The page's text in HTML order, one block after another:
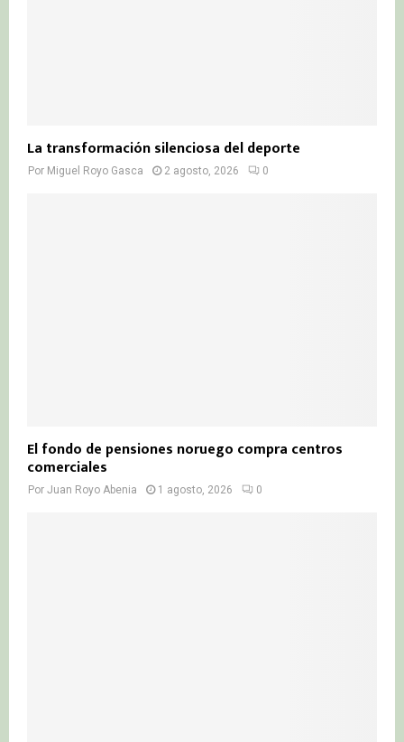
La transformación silenciosa del deporte
Por Miguel Royo Gasca 2 agosto, 2026 0
El fondo de pensiones noruego compra centros
comerciales
Por Juan Royo Abenia 1 agosto, 2026 0